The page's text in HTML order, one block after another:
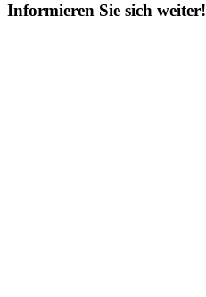
Informieren Sie sich weiter!